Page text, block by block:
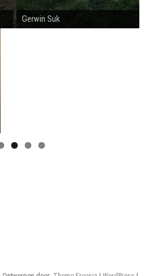
Gerwin Suk